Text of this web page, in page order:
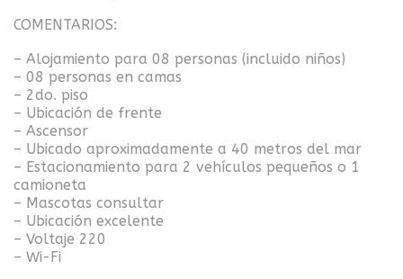
COMENTARIOS:
– Alojamiento para 08 personas (incluido niños)
– 08 personas en camas
– 2do. piso
– Ubicación de frente
– Ascensor
– Ubicado aproximadamente a 40 metros del mar
– Estacionamiento para 2 vehículos pequeños o 1
camioneta
– Mascotas consultar
– Ubicación excelente
– Voltaje 220
– Wi-Fi